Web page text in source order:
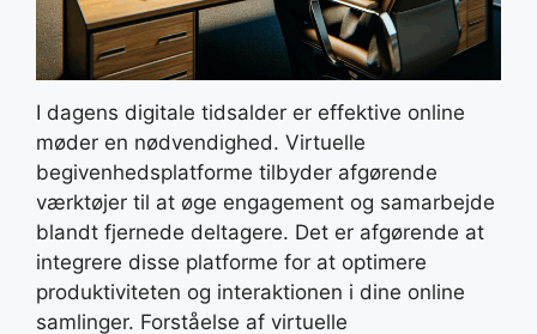
I dagens digitale tidsalder er effektive online
møder en nødvendighed. Virtuelle
begivenhedsplatforme tilbyder afgørende
værktøjer til at øge engagement og samarbejde
blandt fjernede deltagere. Det er afgørende at
integrere disse platforme for at optimere
produktiviteten og interaktionen i dine online
samlinger. Forståelse af virtuelle